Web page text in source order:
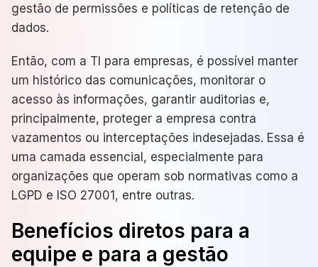
gestão de permissões e políticas de retenção de
dados.
Então, com a TI para empresas, é possível manter
um histórico das comunicações, monitorar o
acesso às informações, garantir auditorias e,
principalmente, proteger a empresa contra
vazamentos ou interceptações indesejadas. Essa é
uma camada essencial, especialmente para
organizações que operam sob normativas como a
LGPD e ISO 27001, entre outras.
Benefícios diretos para a
equipe e para a gestão